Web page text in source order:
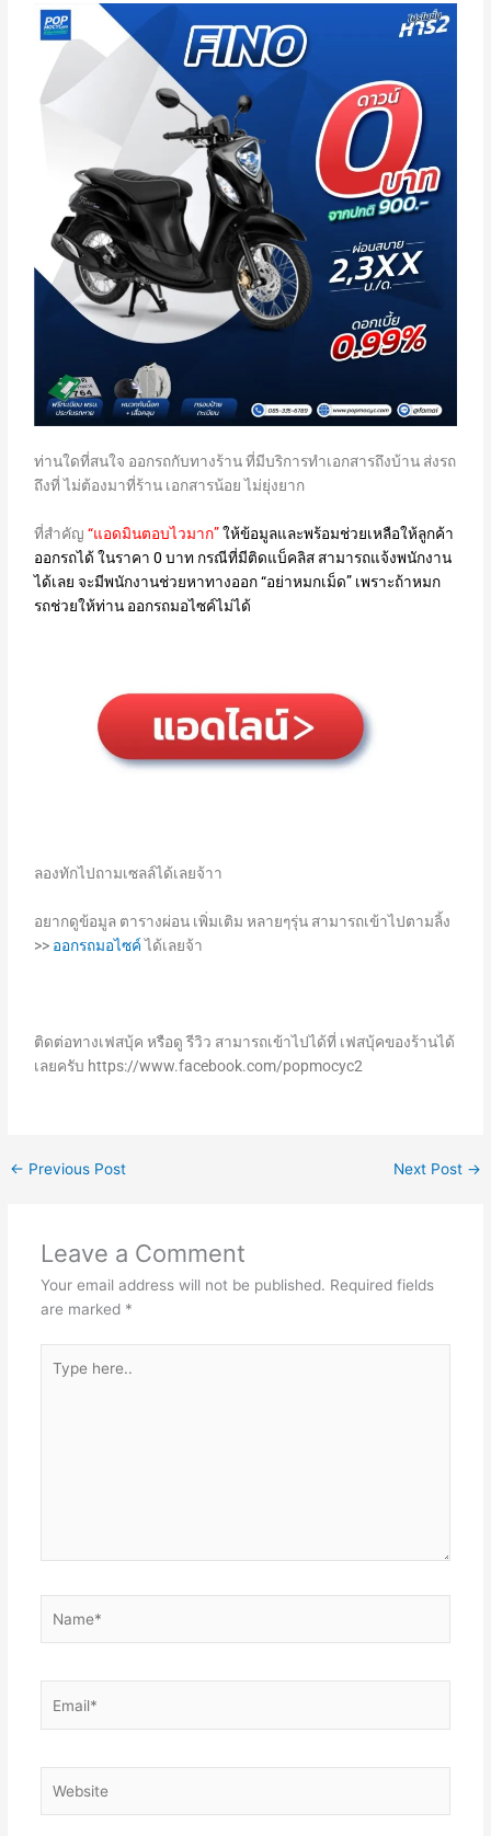
ท่านใดที่สนใจ ออกรถกับทางร้าน ที่มีบริการทำเอกสารถึงบ้าน ส่งรถ
ถึงที่ ไม่ต้องมาที่ร้าน เอกสารน้อย ไม่ยุ่งยาก
ที่สำคัญ“แอดมินตอบไวมาก”ให้ข้อมูลและพร้อมช่วยเหลือให้ลูกค้า
ออกรถได้ ในราคา 0 บาท กรณีที่มีติดแบ็คลิส สามารถแจ้งพนักงาน
ได้เลย จะมีพนักงานช่วยหาทางออก “อย่าหมกเม็ด” เพราะถ้าหมก
รถช่วยให้ท่าน ออกรถมอไซค์ไม่ได้
ลองทักไปถามเซลล์ได้เลยจ้าา
อยากดูข้อมูล ตารางผ่อน เพิ่มเติม หลายๆรุ่น สามารถเข้าไปตามลิ้ง
>> ออกรถมอไซค์ได้เลยจ้า
ติดต่อทางเฟสบุ้ค หรือดู รีวิว สามารถเข้าไปได้ที่ เฟสบุ้คของร้านได้
เลยครับ https://www.facebook.com/popmocyc2
← Previous Post Next Post →
Leave a Comment
Your email address will not be published. Required fields
are marked *
here..